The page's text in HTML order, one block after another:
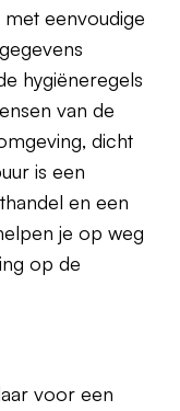
eenvoudige
hygiëneregels
van de
dicht
is een
en een
je op weg
op de
voor een